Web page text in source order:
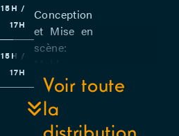
Conception
et Mise en
scène:
Mertens et
Hanne
Vandersteene
– Avec
Voir toute
la
15H /
17H
15H /
17H